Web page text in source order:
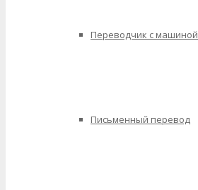
Переводчик с машиной
Письменный перевод